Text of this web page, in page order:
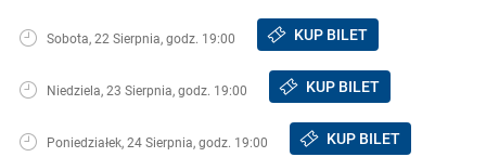
Sobota, 22 Sierpnia, godz. 19:00 KUP BILET
Niedziela, 23 Sierpnia, godz. 19:00 KUP BILET
Poniedziałek, 24 Sierpnia, godz. 19:00 KUP BILET